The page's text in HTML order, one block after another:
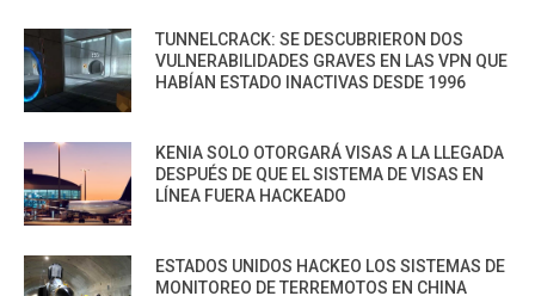
TUNNELCRACK: SE DESCUBRIERON DOS
VULNERABILIDADES GRAVES EN LAS VPN QUE
HABÍAN ESTADO INACTIVAS DESDE 1996
KENIA SOLO OTORGARÁ VISAS A LA LLEGADA
DESPUÉS DE QUE EL SISTEMA DE VISAS EN
LÍNEA FUERA HACKEADO
ESTADOS UNIDOS HACKEO LOS SISTEMAS DE
MONITOREO DE TERREMOTOS EN CHINA